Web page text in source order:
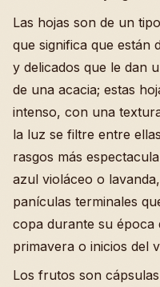
Las hojas son de un
que significa que están
y delicados que le dan
de una acacia; estas
intenso, con una
la luz se filtre entre
rasgos más
azul violáceo o
panículas terminales
copa durante su época
primavera o inicios del
Los frutos son